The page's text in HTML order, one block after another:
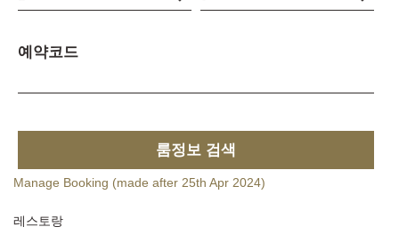
예약코드
룸정보 검색
Manage Booking (made after 25th Apr 2024)
레스토랑